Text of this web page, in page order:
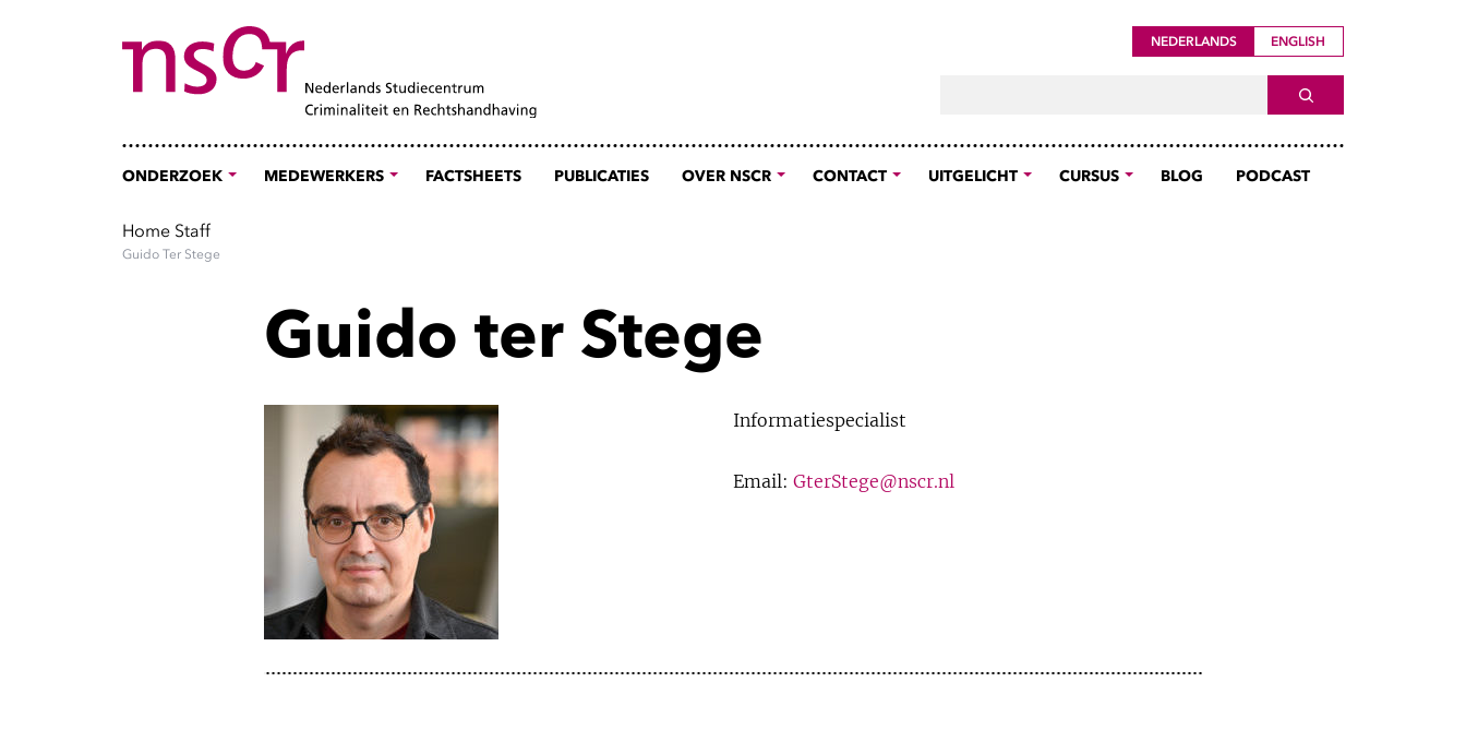
NEDERLANDS ENGLISH
SEARCH
ONDERZOEK MEDEWERKERS FACTSHEETS PUBLICATIES OVER NSCR CONTACT UITGELICHT CURSUS BLOG PODCAST
Home Staff
Guido Ter Stege
Guido ter Stege
Informatiespecialist
Email: GterStege@nscr.nl